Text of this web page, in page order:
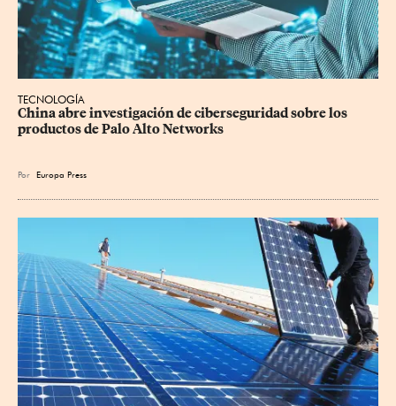
TECNOLOGÍA
China abre investigación de ciberseguridad sobre los
productos de Palo Alto Networks
Por Europa Press